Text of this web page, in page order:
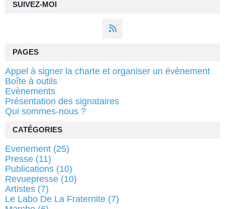
SUIVEZ-MOI
PAGES
Appel à signer la charte et organiser un évènement
Boîte à outils
Evènements
Présentation des signataires
Qui sommes-nous ?
CATÉGORIES
Evenement (25)
Presse (11)
Publications (10)
Revuepresse (10)
Artistes (7)
Le Labo De La Fraternite (7)